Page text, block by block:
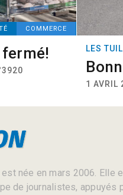
COMMERCE
fermé! LES
1 AVRIL
née en mars 2006. Elle
de journalistes, appuyés